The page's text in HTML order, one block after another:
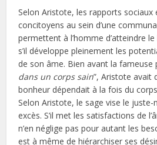
Selon Aristote, les rapports sociaux
concitoyens au sein d’une
permettent à l’homme d’atteindre
s’il développe pleinement les
de son âme. Bien avant la fameuse
dans un corps sain”, Aristote avait
bonheur dépendait à la fois du
Selon Aristote, le sage vise le
excès. S’il met les satisfactions de
n’en néglige pas pour autant les
est à même de hiérarchiser ses